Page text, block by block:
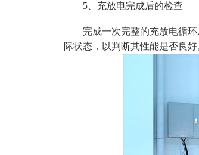
5、充放电完成后的检查
完成一次完整的充放电循环
际状态，以判断其性能是否良好